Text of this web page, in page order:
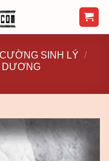
SINH LÝ /
DƯƠNG